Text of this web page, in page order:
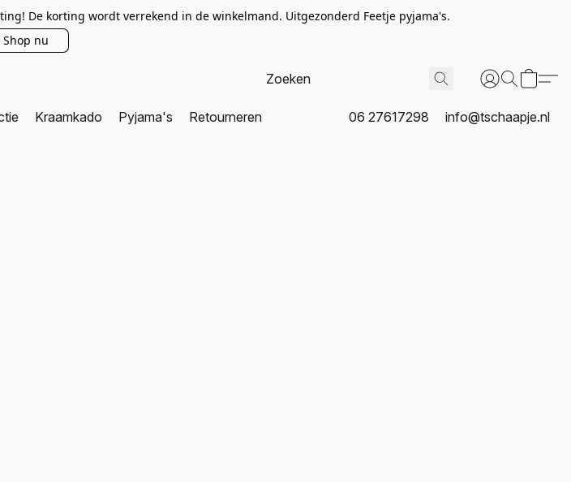
De korting wordt verrekend in de winkelmand. Uitgezonderd Feetje pyjama's.
Shop nu
Kraamkado Pyjama's Retourneren 06 27617298 info@tschaapje.nl